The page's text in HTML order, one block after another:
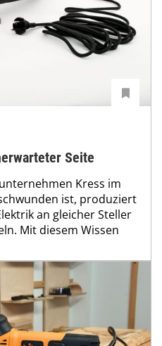
Seite
Kress im
ist, produziert
an gleicher Steller
Mit diesem Wissen